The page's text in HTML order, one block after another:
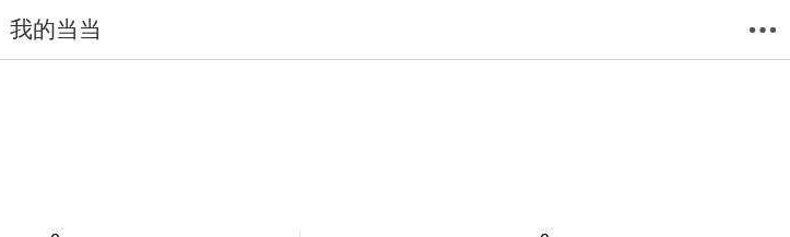
我的当当